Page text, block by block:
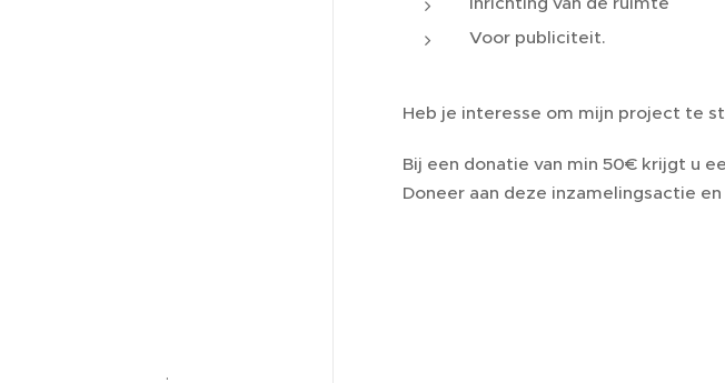
Voor publiciteit.
Heb je interesse om mijn project te
Bij een donatie van min 50€ krijgt u
Doneer aan deze inzamelingsactie
.